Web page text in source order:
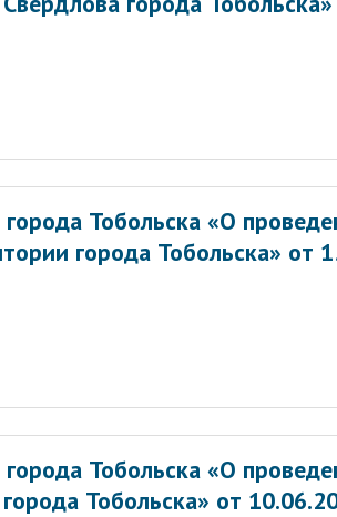
Тобольска «О
города Тобольска»
Тобольска «О
Тобольска» от